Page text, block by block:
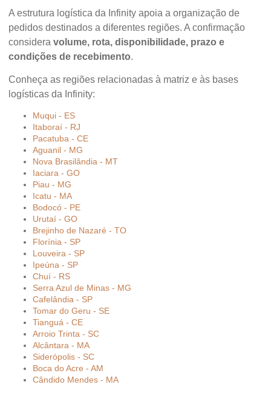
A estrutura logística da Infinity apoia a organização de
pedidos destinados a diferentes regiões. A confirmação
considera volume, rota, disponibilidade, prazo e
condições de recebimento.
Conheça as regiões relacionadas à matriz e às bases
logísticas da Infinity:
Muqui - ES
Itaboraí - RJ
Pacatuba - CE
Aguanil - MG
Nova Brasilândia - MT
Iaciara - GO
Piau - MG
Icatu - MA
Bodocó - PE
Urutaí - GO
Brejinho de Nazaré - TO
Florínia - SP
Louveira - SP
Ipeúna - SP
Chuí - RS
Serra Azul de Minas - MG
Cafelândia - SP
Tomar do Geru - SE
Tianguá - CE
Arroio Trinta - SC
Alcântara - MA
Siderópolis - SC
Boca do Acre - AM
Cândido Mendes - MA